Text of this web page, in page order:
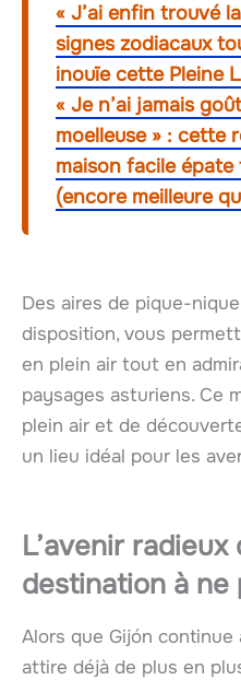
« J’ai enfin trouvé
signes zodiacaux
inouïe cette Pleine
« Je n’ai jamais
moelleuse » : cette
maison facile
(encore meilleure
Des aires de pique-
disposition, vous
en plein air tout en
paysages asturiens. Ce
plein air et de
un lieu idéal pour les
L’avenir
destination à ne
Alors que Gijón
attire déjà de plus en